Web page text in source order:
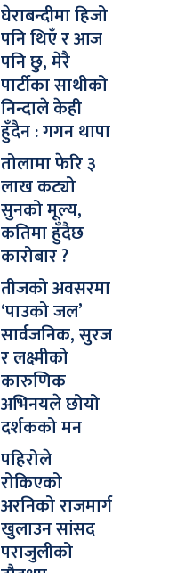
घेराबन्दीमा हिजो
पनि थिएँ र आज
पनि छु, मेरै
पार्टीका साथीको
निन्दाले केही
हुँदैन : गगन थापा
तोलामा फेरि ३
लाख कट्यो
सुनको मूल्य,
कतिमा हुँदैछ
कारोबार ?
तीजको अवसरमा
‘पाउको जल’
सार्वजनिक, सुरज
र लक्ष्मीको
कारुणिक
अभिनयले छोयो
दर्शकको मन
पहिरोले
रोकिएको
अरनिको राजमार्ग
खुलाउन सांसद
पराजुलीको